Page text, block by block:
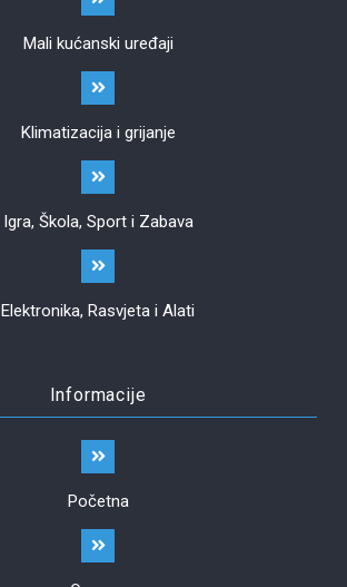
Mali kućanski uređaji
Klimatizacija i grijanje
Igra, Škola, Sport i Zabava
Elektronika, Rasvjeta i Alati
Informacije
Početna